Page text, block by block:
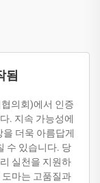
됨
의회)에서 인증
. 지속 가능성에
더욱 아름답게
수 있습니다. 당
실천을 지원하
마는 고품질과